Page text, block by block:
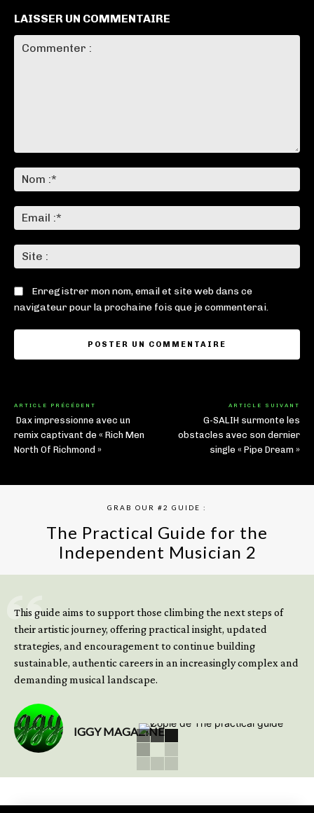
LAISSER UN COMMENTAIRE
:*
:*
:
Enregistrer mon nom, email et site web dans ce
navigateur pour la prochaine fois que je commenterai.
ARTICLE PRÉCÉDENT
Dax impressionne avec un
remix captivant de « Rich Men
North Of Richmond »
ARTICLE SUIVANT
G-SALIH surmonte les
obstacles avec son dernier
single « Pipe Dream »
GRAB OUR #2 GUIDE :
The Practical Guide for the
Independent Musician 2
This guide aims to support those climbing the next steps of
their artistic journey, offering practical insight, updated
strategies, and encouragement to continue building
sustainable, authentic careers in an increasingly complex and
demanding musical landscape.
IGGY MAGAZINE